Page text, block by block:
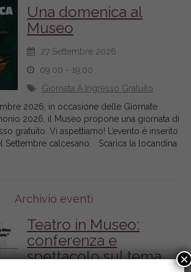
Una domenica al
Museo
27 Settembre 2026
09:00 - 19:00
Giornata A Ingresso Gratuito
2026, in occasione delle Giornate
2026, il Museo propone una giornata di
gratuito. Vi aspettiamo! L’evento è inserito
Settembre calcesano. Scarica la locandina
Archivio eventi
Teatro in Museo:
conferenza e
spettacolo sul tema
×